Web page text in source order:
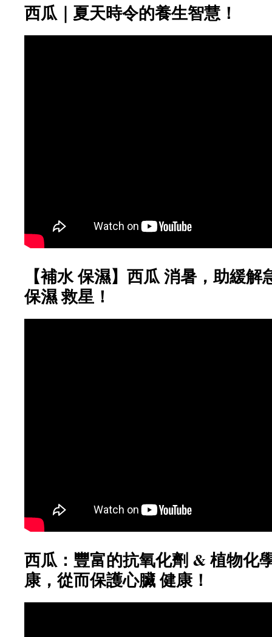
西瓜｜夏天時令的養生智慧！
【補水 保濕】西瓜 消暑，助緩
保濕 救星！
西瓜：豐富的抗氧化劑 & 植物化
康，從而保護心臟 健康！